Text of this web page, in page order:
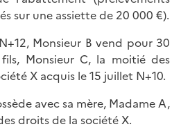
sur une assiette de 20 000 €).
Monsieur B vend pour 30
Monsieur C, la moitié des
X acquis le 15 juillet N+10.
avec sa mère, Madame A,
droits de la société X.